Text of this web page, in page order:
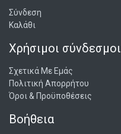
Σύνδεση
Καλάθι
Χρήσιμοι σύνδεσμοι
Σχετικά Με Εμάς
Πολιτική Απορρήτου
Όροι & Προϋποθέσεις
Βοήθεια